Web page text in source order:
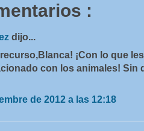
:
dijo...
recurso,Blanca! ¡Con lo que
con los animales! Sin
de 2012 a las 12:18